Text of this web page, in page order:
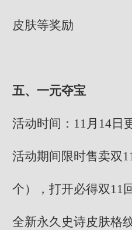
皮肤等奖励
五、一元夺宝
活动时间：11月14日
活动期间限时售卖双
个），打开必得双11
全新永久史诗皮肤格